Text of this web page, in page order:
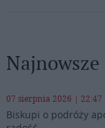
Najnowsze
07 sierpnia 2026 | 22:47
Biskupi o podróży